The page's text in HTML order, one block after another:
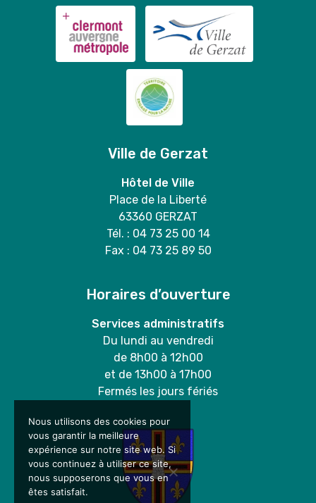
Ville de Gerzat
Hôtel de Ville
Place de la Liberté
63360 GERZAT
Tél. : 04 73 25 00 14
Fax : 04 73 25 89 50
Horaires d’ouverture
Services administratifs
Du lundi au vendredi
de 8h00 à 12h00
et de 13h00 à 17h00
Fermés les jours fériés
Nous utilisons des cookies pour
vous garantir la meilleure
expérience sur notre site web. Si
vous continuez à utiliser ce site,
nous supposerons que vous en
êtes satisfait.